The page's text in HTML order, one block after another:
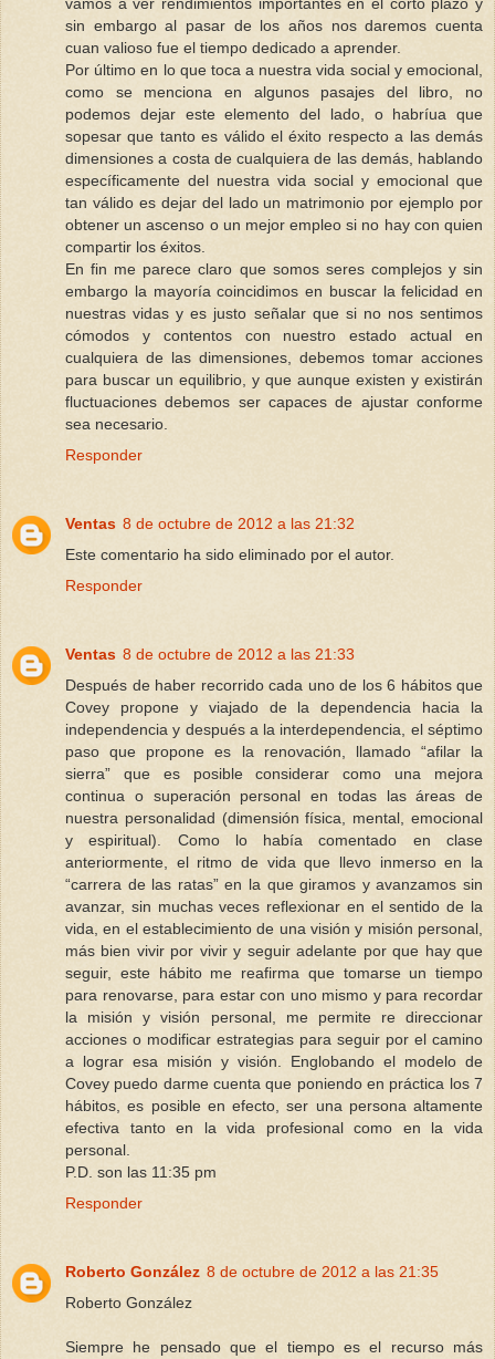
sin embargo al pasar de los años nos daremos cuenta
cuan valioso fue el tiempo dedicado a aprender.
Por último en lo que toca a nuestra vida social y emocional,
como se menciona en algunos pasajes del libro, no
podemos dejar este elemento del lado, o habríua que
sopesar que tanto es válido el éxito respecto a las demás
dimensiones a costa de cualquiera de las demás, hablando
específicamente del nuestra vida social y emocional que
tan válido es dejar del lado un matrimonio por ejemplo por
obtener un ascenso o un mejor empleo si no hay con quien
compartir los éxitos.
En fin me parece claro que somos seres complejos y sin
embargo la mayoría coincidimos en buscar la felicidad en
nuestras vidas y es justo señalar que si no nos sentimos
cómodos y contentos con nuestro estado actual en
cualquiera de las dimensiones, debemos tomar acciones
para buscar un equilibrio, y que aunque existen y existirán
fluctuaciones debemos ser capaces de ajustar conforme
sea necesario.
Responder
Ventas 8 de octubre de 2012 a las 21:32
Este comentario ha sido eliminado por el autor.
Responder
Ventas 8 de octubre de 2012 a las 21:33
Después de haber recorrido cada uno de los 6 hábitos que
Covey propone y viajado de la dependencia hacia la
independencia y después a la interdependencia, el séptimo
paso que propone es la renovación, llamado “afilar la
sierra” que es posible considerar como una mejora
continua o superación personal en todas las áreas de
nuestra personalidad (dimensión física, mental, emocional
y espiritual). Como lo había comentado en clase
anteriormente, el ritmo de vida que llevo inmerso en la
“carrera de las ratas” en la que giramos y avanzamos sin
avanzar, sin muchas veces reflexionar en el sentido de la
vida, en el establecimiento de una visión y misión personal,
más bien vivir por vivir y seguir adelante por que hay que
seguir, este hábito me reafirma que tomarse un tiempo
para renovarse, para estar con uno mismo y para recordar
la misión y visión personal, me permite re direccionar
acciones o modificar estrategias para seguir por el camino
a lograr esa misión y visión. Englobando el modelo de
Covey puedo darme cuenta que poniendo en práctica los 7
hábitos, es posible en efecto, ser una persona altamente
efectiva tanto en la vida profesional como en la vida
personal.
P.D. son las 11:35 pm
Responder
Roberto González 8 de octubre de 2012 a las 21:35
Roberto González
Siempre he pensado que el tiempo es el recurso más